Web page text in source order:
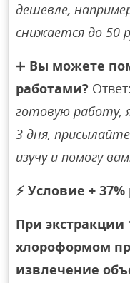
дешевле,
снижается до 50
➕ Вы можете
работами?
готовую работу,
3 дня,
изучу и помогу
⚡ Условие +
При экстракции
хлороформом
извлечение